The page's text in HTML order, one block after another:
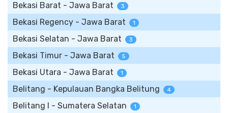
Bekasi Barat - Jawa Barat 3
Bekasi Regency - Jawa Barat 1
Bekasi Selatan - Jawa Barat 3
Bekasi Timur - Jawa Barat 5
Bekasi Utara - Jawa Barat 1
Belitang - Kepulauan Bangka Belitung 4
Belitang I - Sumatera Selatan 1